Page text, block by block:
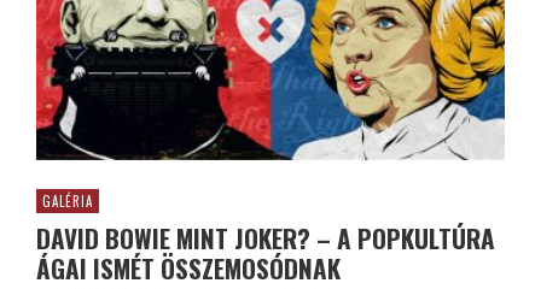
GALÉRIA
DAVID BOWIE MINT JOKER? – A POPKULTÚRA
ÁGAI ISMÉT ÖSSZEMOSÓDNAK